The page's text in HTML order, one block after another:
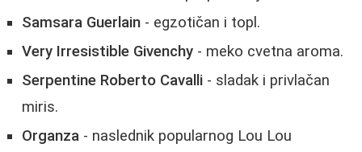
Samsara Guerlain - egzotičan i topl.
Very Irresistible Givenchy - meko cvetna aroma.
Serpentine Roberto Cavalli - sladak i privlačan
miris.
Organza - naslednik popularnog Lou Lou